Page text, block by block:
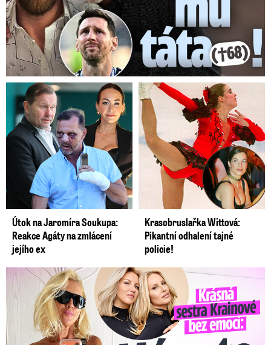
Video se připravuje ...
Dominik Feri rozhodnutí soudu o podmínečném
propuštění nekomentoval.
Zdroj: ČTK/Blesk
Útok na Jaromíra Soukupa:
Reakce Agáty na zmlácení
jejího ex
Krasobruslařka Wittová:
Pikantní odhalení tajné
policie!
Krásná sestra Krainové bez emocí: Mám to za pár…